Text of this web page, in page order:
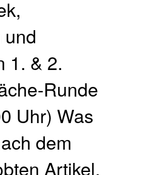
1. & 2.
Runde
Uhr) Was
dem
Artikel,